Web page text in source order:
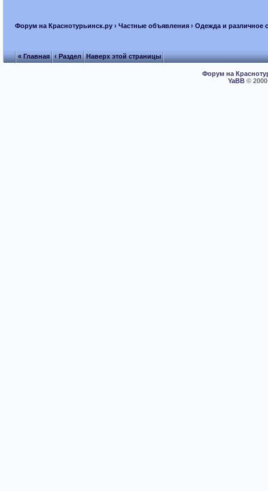
Форум на Краснотурьинск.ру› Частные объявления› Одежда и различное
« Главная ‹ Раздел Наверх этой страницы
Форум на
YaBB©